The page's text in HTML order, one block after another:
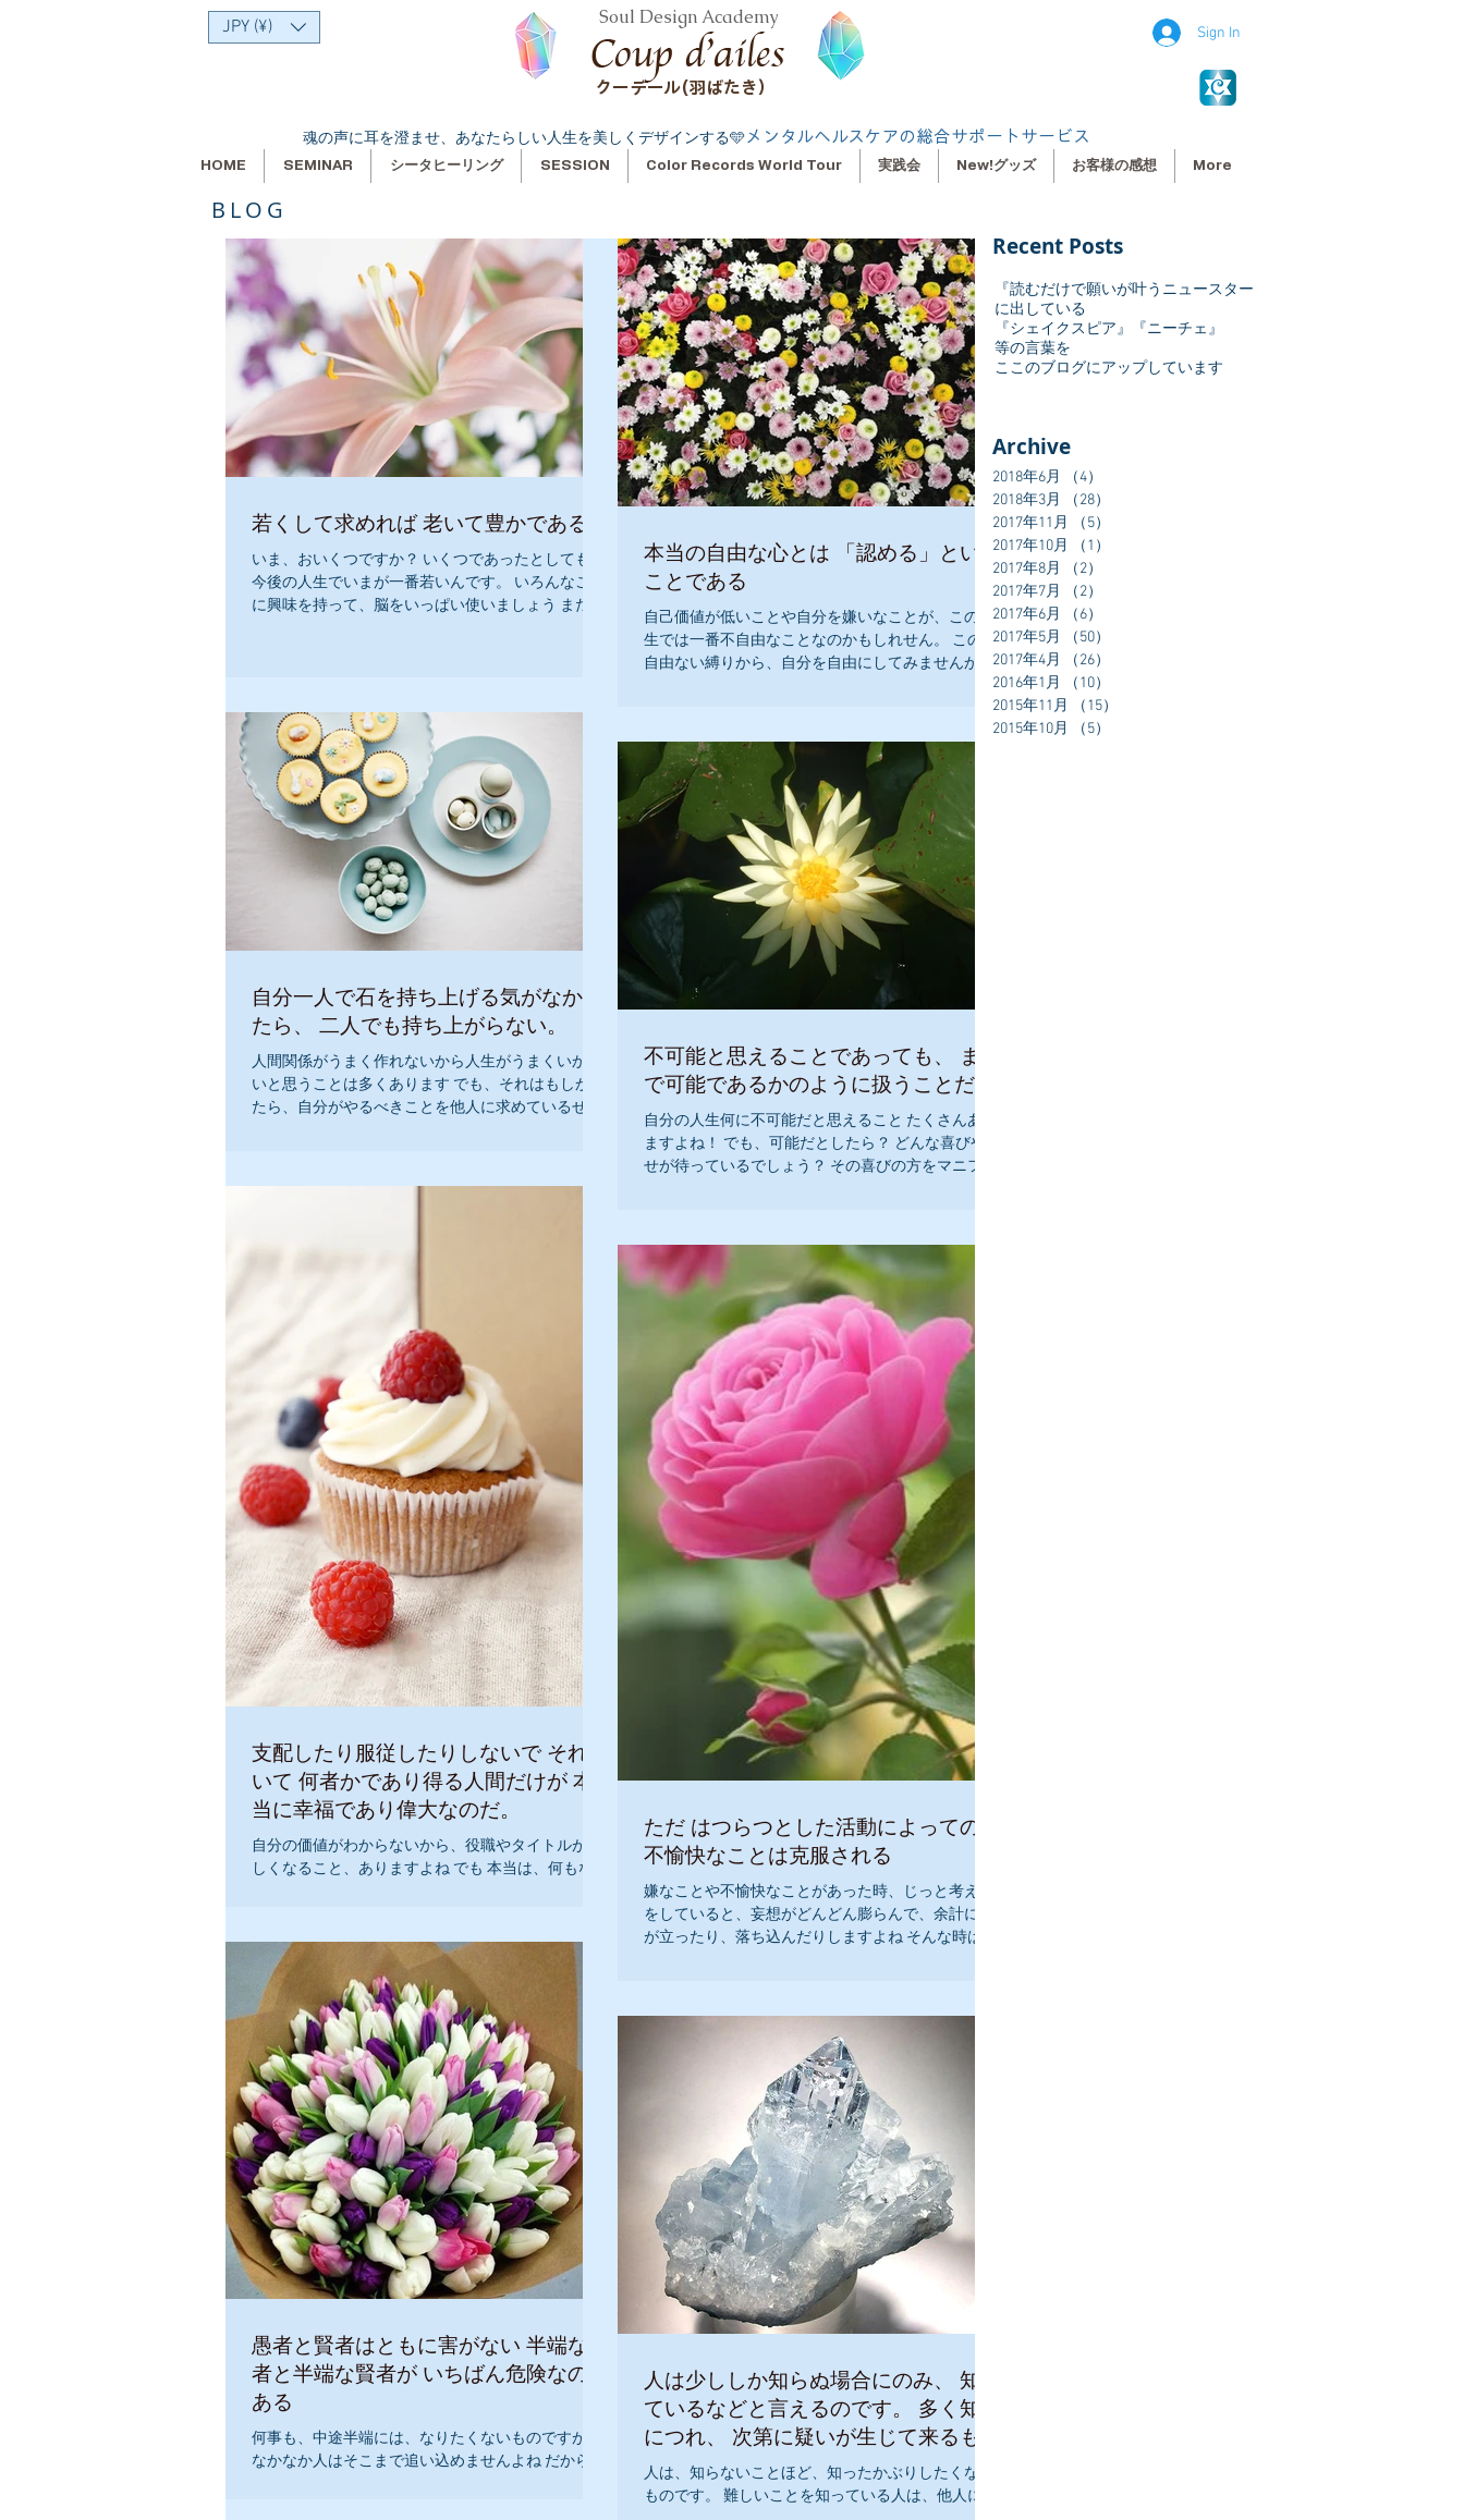
JPY (¥) Soul Design Academy
クーデール(羽ばたき）
Sign In
魂の声に耳を澄ませ、あなたらしい人生を美しくデザインする🩵 メンタルヘルスケアの総合サポートサービス
HOME SEMINAR シータヒーリング SESSION Color Records World Tour 実践会 New!グッズ お客様の感想 More
BLOG
若くして求めれば 老いて豊かである
いま、おいくつですか？ いくつであったとしても、
今後の人生でいまが一番若いんです。 いろんなこと
に興味を持って、脳をいっぱい使いましょう まだま
本当の自由な心とは 「認める」という
ことである
自己価値が低いことや自分を嫌いなことが、この人
生では一番不自由なことなのかもしれせん。 この不
自由ない縛りから、自分を自由にしてみませんか？
人は、存在しているだけで価値があります 『私には
価値があります。』 『私は、自分のことが大好きで
自分一人で石を持ち上げる気がなかっ
たら、 二人でも持ち上がらない。
人間関係がうまく作れないから人生がうまくいかな
いと思うことは多くあります でも、それはもしかし
たら、自分がやるべきことを他人に求めているせい
不可能と思えることであっても、 まる
で可能であるかのように扱うことだ。
自分の人生何に不可能だと思えること たくさんあり
ますよね！ でも、可能だとしたら？ どんな喜びや幸
せが待っているでしょう？ その喜びの方をマニフェ
支配したり服従したりしないで それで
いて 何者かであり得る人間だけが 本
当に幸福であり偉大なのだ。
自分の価値がわからないから、役職やタイトルが欲
しくなること、ありますよね でも 本当は、何もなく
たままの自分の価値があれば、人生何もしなくて良
いという意味ではありません、...
ただ はつらつとした活動によってのみ
不愉快なことは克服される
嫌なことや不愉快なことがあった時、じっと考え事
をしていると、妄想がどんどん膨らんで、余計に腹
が立ったり、落ち込んだりしますよね そんな時は、
愚者と賢者はともに害がない 半端な愚
者と半端な賢者が いちばん危険なので
ある
何事も、中途半端には、なりたくないものですが、
なかなか人はそこまで追い込めませんよね だから、
人は少ししか知らぬ場合にのみ、 知っ
ているなどと言えるのです。 多く知る
につれ、 次第に疑いが生じて来るもの
です。
人は、知らないことほど、知ったかぶりしたくなる
ものです。 難しいことを知っている人は、他人には
Recent Posts
『読むだけで願いが叶うニュースター
に出している
『シェイクスピア』『ニーチェ』
等の言葉を
ここのブログにアップしています
Archive
2018年6月 （4）
2018年3月
（28）
2017年11月
（5）
2017年10月
（1）
2017年8月
（2）
2017年7月
（2）
2017年6月
（6）
2017年5月
（50）
2017年4月
（26）
2016年1月
（10）
2015年11月
（15）
2015年10月
（5）